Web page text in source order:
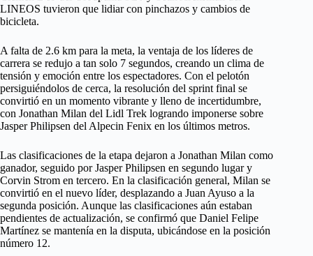
LINEOS tuvieron que lidiar con pinchazos y cambios de
bicicleta.
A falta de 2.6 km para la meta, la ventaja de los líderes de
carrera se redujo a tan solo 7 segundos, creando un clima de
tensión y emoción entre los espectadores. Con el pelotón
persiguiéndolos de cerca, la resolución del sprint final se
convirtió en un momento vibrante y lleno de incertidumbre,
con Jonathan Milan del Lidl Trek logrando imponerse sobre
Jasper Philipsen del Alpecin Fenix en los últimos metros.
Las clasificaciones de la etapa dejaron a Jonathan Milan como
ganador, seguido por Jasper Philipsen en segundo lugar y
Corvin Strom en tercero. En la clasificación general, Milan se
convirtió en el nuevo líder, desplazando a Juan Ayuso a la
segunda posición. Aunque las clasificaciones aún estaban
pendientes de actualización, se confirmó que Daniel Felipe
Martínez se mantenía en la disputa, ubicándose en la posición
número 12.